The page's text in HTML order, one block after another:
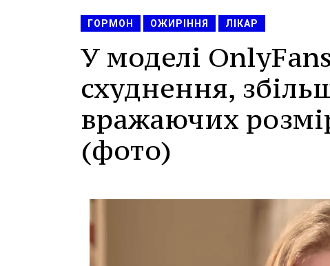
ГОРМОН ОЖИРІННЯ ЛІКАР
У моделі
схуднення,
вражаючих
(фото)